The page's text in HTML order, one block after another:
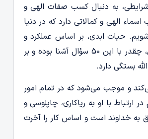
به دنبال کسب صفات الهی و
الهی و کمالاتی دارد که در دنیا
حیات ابدی، بر اساس عملکرد و
پاسخ ما به پنجاه سؤال قیامت ساخته می‌شود؛ اینکه در عالم دنیا در کسب علم و عمل، چقدر با این 50 سؤال آشنا بوده و بر
بستگی دارد.
و موجب می‌شود که در تمام امور
با او به ریاکاری، چاپلوسی و
خداوند است و اساس کار را آخرت